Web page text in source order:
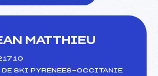
MATTHIEU
DE SKI PYRENEES-OCCITANIE